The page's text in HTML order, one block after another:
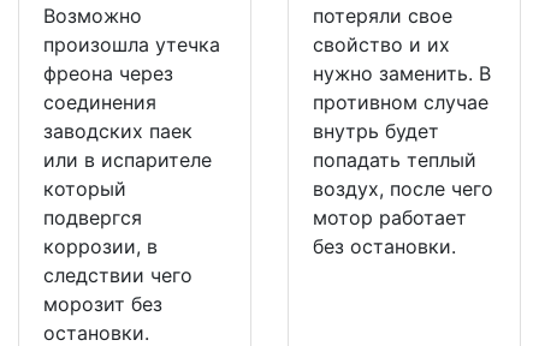
Возможно
произошла утечка
фреона через
соединения
заводских паек
или в испарителе
который
подвергся
коррозии, в
следствии чего
морозит без
остановки.
потеряли свое
свойство и их
нужно заменить. В
противном случае
внутрь будет
попадать теплый
воздух, после чего
мотор работает
без остановки.